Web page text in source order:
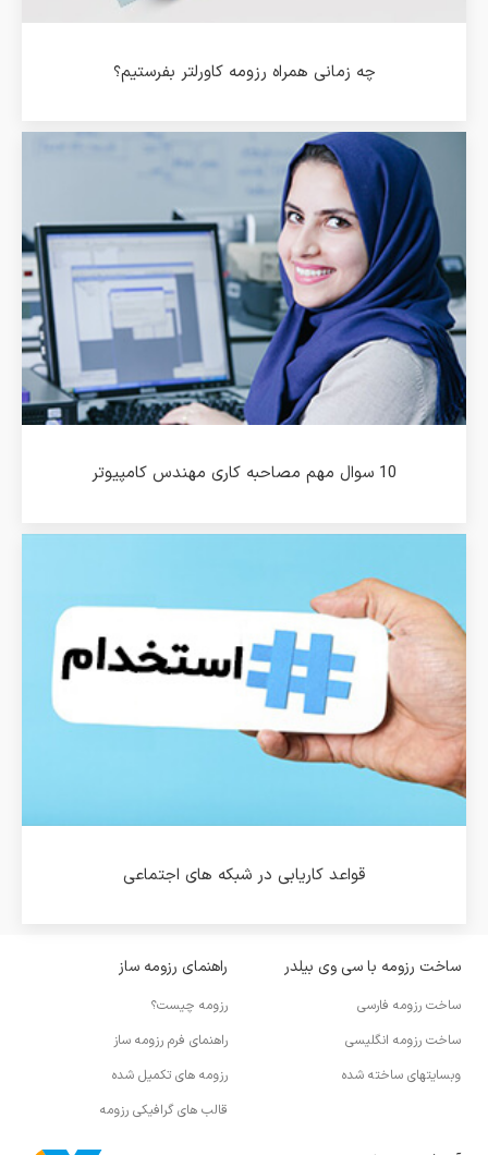
چه زمانی همراه رزومه کاورلتر بفرستیم؟
10 سوال مهم مصاحبه کاری مهندس کامپیوتر
قواعد کاریابی در شبکه های اجتماعی
ساخت رزومه با سی وی بیلدر
ساخت رزومه فارسی
ساخت رزومه انگلیسی
وبسایتهای ساخته شده
راهنمای رزومه ساز
رزومه چیست؟
راهنمای فرم رزومه ساز
رزومه های تکمیل شده
قالب های گرافیکی رزومه